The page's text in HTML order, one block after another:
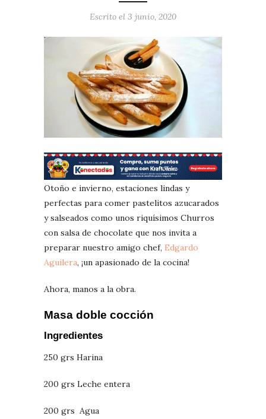
Escrito el 3 junio, 2020
Otoño e invierno, estaciones lindas y
perfectas para comer pastelitos azucarados
y salseados como unos riquísimos Churros
con salsa de chocolate que nos invita a
preparar nuestro amigo chef, Edgardo
Aguilera, ¡un apasionado de la cocina!
Ahora, manos a la obra.
Masa doble cocción
Ingredientes
250 grs Harina
200 grs Leche entera
200 grs Agua